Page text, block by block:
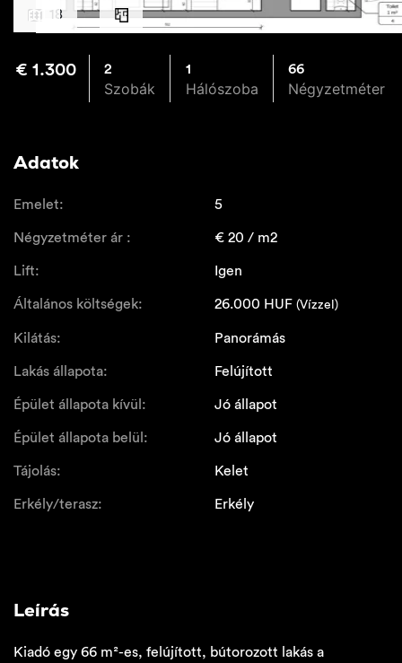
18
€ 1.300 2
Szobák
1
Hálószoba
66
Négyzetméter
Adatok
Emelet: 5
Négyzetméter ár : € 20 / m2
Lift: Igen
Általános költségek: 26.000 HUF (Vízzel)
Kilátás: Panorámás
Lakás állapota: Felújított
Épület állapota kívül: Jó állapot
Épület állapota belül: Jó állapot
Tájolás: Kelet
Erkély/terasz: Erkély
Leírás
Kiadó egy 66 m²-es, felújított, bútorozott lakás a